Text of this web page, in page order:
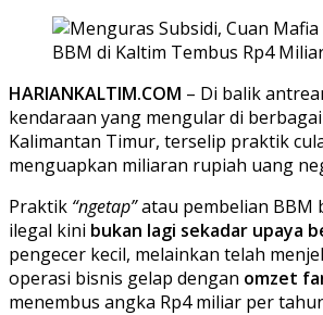
HARIANKALTIM.COM – Di balik
kendaraan yang mengular di berbagai
Kalimantan Timur, terselip praktik
menguapkan miliaran rupiah uang
Praktik “ngetap”atau pembelian BBM
ilegal kini bukan lagi sekadar upaya
pengecer kecil, melainkan telah
operasi bisnis gelap dengan omzet
menembus angka Rp4 miliar per